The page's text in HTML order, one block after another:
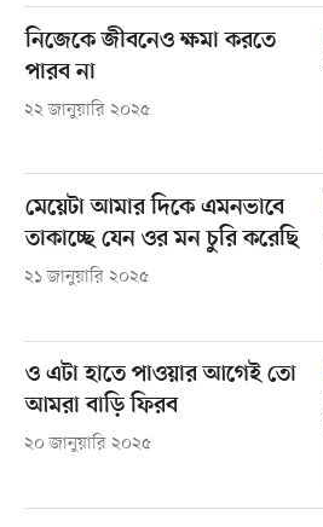
নিজেকে জীবনেও ক্ষমা করতে
পারব না
২২ জানুয়ারি ২০২৫
মেয়েটা আমার দিকে এমনভাবে
তাকাচ্ছে যেন ওর মন চুরি করেছি
২১ জানুয়ারি ২০২৫
ও এটা হাতে পাওয়ার আগেই তো
আমরা বাড়ি ফিরব
২০ জানুয়ারি ২০২৫